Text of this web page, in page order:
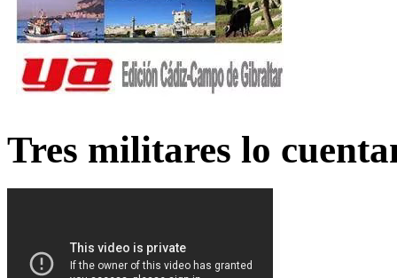
Tres militares lo